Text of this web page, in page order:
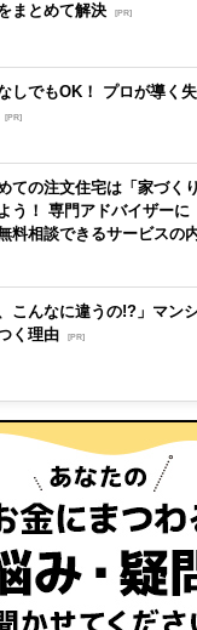
まとめて解決 [PR]
しでもOK！ プロが導く
[PR]
ての注文住宅は「家づく
う！ 専門アドバイザーに
料相談できるサービスの
、こんなに違うの!?」マン
く理由 [PR]